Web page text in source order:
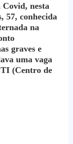
nesta
57, conhecida
na
graves e
uma vaga
(Centro de